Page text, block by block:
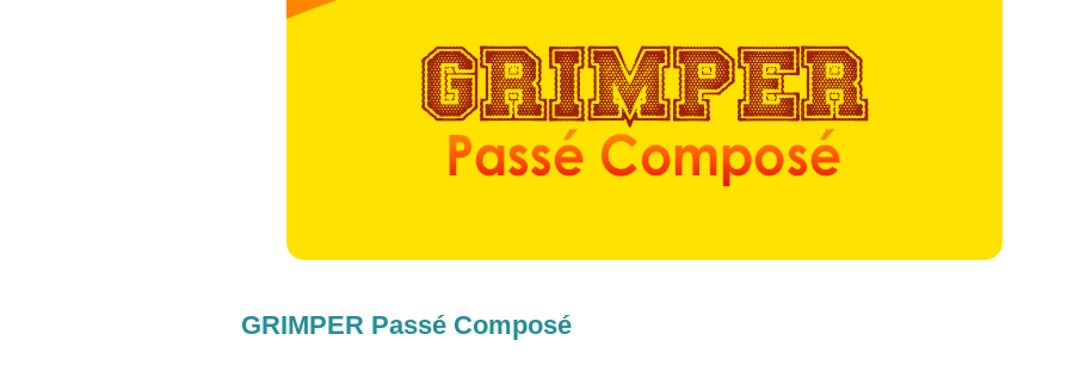
GRIMPER Passé Composé